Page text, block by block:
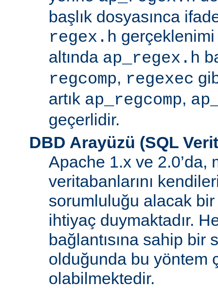
başlık dosyasınca
regex.h
altında ap_regex.h
regcomp, regexec
artık ap_regcomp,
geçerlidir.
DBD Arayüzü (SQL
Apache 1.x ve 2.0’da,
veritabanlarını
sorumluluğu alacak bir
ihtiyaç duymaktadır.
bağlantısına sahip bir
olduğunda bu yöntem
olabilmektedir.